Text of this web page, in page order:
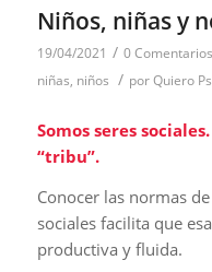
Niños, niñas y
19/04/2021 / 0 Comentarios
niñas, niños / porQuiero
Somos seres
“tribu”.
Conocer las normas
sociales facilita que
productiva y fluida.